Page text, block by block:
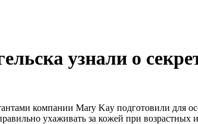
узнали о
компании Mary Kay подготовили для
ухаживать за кожей при возрастных